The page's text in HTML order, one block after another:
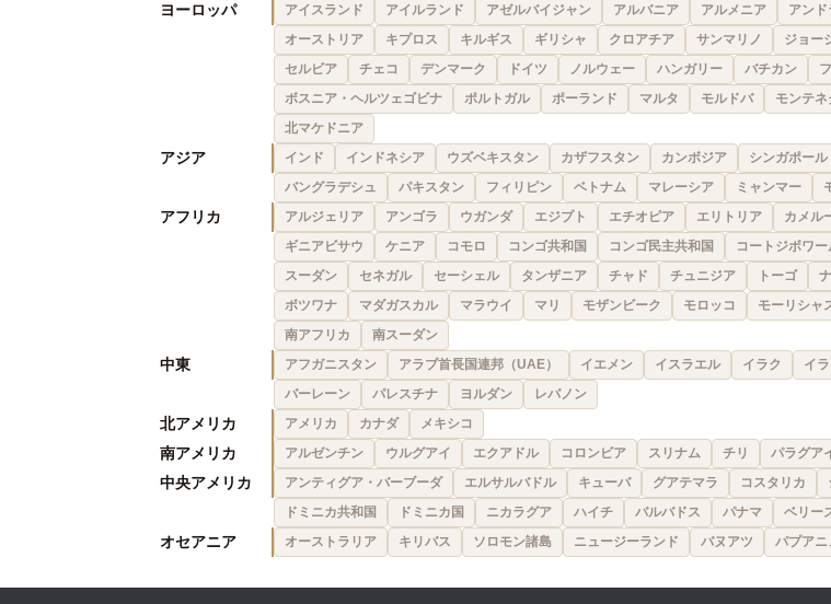
ヨーロッパ アイスランド アイルランド アゼルバイジャン アルバニア アルメニア アンド
オーストリア
キプロス キルギス ギリシャ クロアチア サンマリノ ジョー
セルビア
チェコ デンマーク ドイツ ノルウェー ハンガリー バチカン
ボスニア・ヘルツェゴビナ
ポルトガル ポーランド マルタ モルドバ モンテネ
北マケドニア
アジア インド インドネシア ウズベキスタン カザフスタン カンボジア シンガポール
バングラデシュ
パキスタン フィリピン ベトナム マレーシア ミャンマー
アフリカ アルジェリア アンゴラ ウガンダ エジプト エチオピア エリトリア カメル
ギニアビサウ
ケニア コモロ コンゴ共和国 コンゴ民主共和国 コートジボワー
スーダン
セネガル セーシェル タンザニア チャド チュニジア トーゴ
ボツワナ
マダガスカル マラウイ マリ モザンビーク モロッコ モーリシャ
南アフリカ
南スーダン
中東 アフガニスタン アラブ首長国連邦（UAE） イエメン イスラエル イラク イ
バーレーン
パレスチナ ヨルダン レバノン
北アメリカ アメリカ カナダ メキシコ
南アメリカ アルゼンチン ウルグアイ エクアドル コロンビア スリナム チリ パラグア
中央アメリカ アンティグア・バーブーダ エルサルバドル キューバ グアテマラ コスタリカ
ドミニカ共和国
ドミニカ国 ニカラグア ハイチ バルバドス パナマ ベリー
オセアニア オーストラリア キリバス ソロモン諸島 ニュージーランド バヌアツ パプアニ